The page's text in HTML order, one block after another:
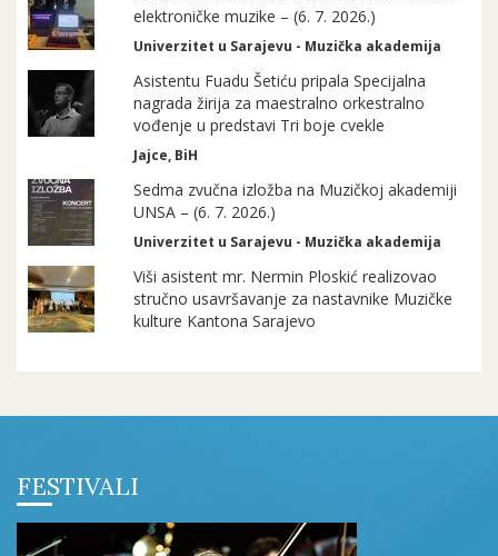
elektroničke muzike – (6. 7. 2026.)
Univerzitet u Sarajevu - Muzička akademija
Asistentu Fuadu Šetiću pripala Specijalna
nagrada žirija za maestralno orkestralno
vođenje u predstavi Tri boje cvekle
Jajce, BiH
Sedma zvučna izložba na Muzičkoj akademiji
UNSA – (6. 7. 2026.)
Univerzitet u Sarajevu - Muzička akademija
Viši asistent mr. Nermin Ploskić realizovao
stručno usavršavanje za nastavnike Muzičke
kulture Kantona Sarajevo
FESTIVALI